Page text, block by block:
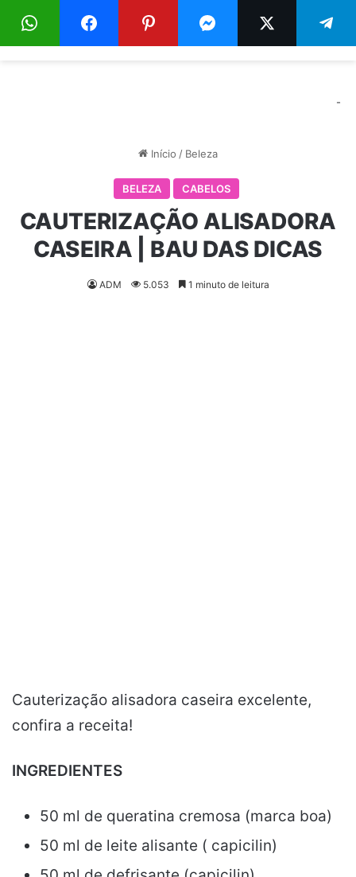
Menu
-
Início / Beleza
BELEZA CABELOS
CAUTERIZAÇÃO ALISADORA
CASEIRA | BAU DAS DICAS
ADM 5.053 1 minuto de leitura
Cauterização alisadora caseira excelente,
confira a receita!
INGREDIENTES
50 ml de queratina cremosa (marca boa)
50 ml de leite alisante ( capicilin)